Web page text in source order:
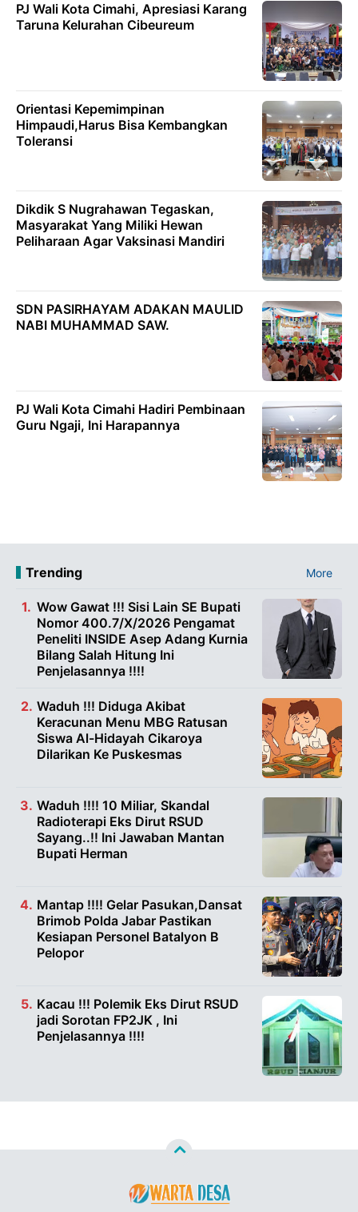
PJ Wali Kota Cimahi, Apresiasi Karang
Taruna Kelurahan Cibeureum
Orientasi Kepemimpinan
Himpaudi,Harus Bisa Kembangkan
Toleransi
Dikdik S Nugrahawan Tegaskan,
Masyarakat Yang Miliki Hewan
Peliharaan Agar Vaksinasi Mandiri
SDN PASIRHAYAM ADAKAN MAULID
NABI MUHAMMAD SAW.
PJ Wali Kota Cimahi Hadiri Pembinaan
Guru Ngaji, Ini Harapannya
Trending More
Wow Gawat !!! Sisi Lain SE Bupati
Nomor 400.7/X/2026 Pengamat
Peneliti INSIDE Asep Adang Kurnia
Bilang Salah Hitung Ini
Penjelasannya !!!!
Waduh !!! Diduga Akibat
Keracunan Menu MBG Ratusan
Siswa Al-Hidayah Cikaroya
Dilarikan Ke Puskesmas
Waduh !!!! 10 Miliar, Skandal
Radioterapi Eks Dirut RSUD
Sayang..!! Ini Jawaban Mantan
Bupati Herman
Mantap !!!! Gelar Pasukan,Dansat
Brimob Polda Jabar Pastikan
Kesiapan Personel Batalyon B
Pelopor
Kacau !!! Polemik Eks Dirut RSUD
jadi Sorotan FP2JK , Ini
Penjelasannya !!!!